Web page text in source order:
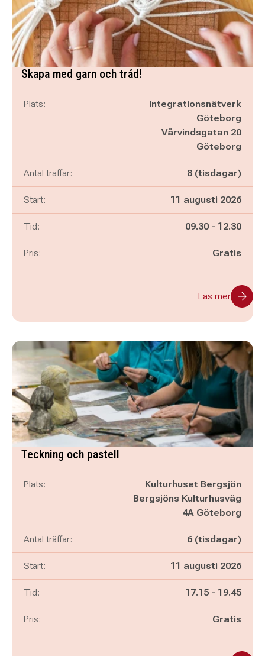
Skapa med garn och tråd!
Plats:
Integrationsnätverk
Göteborg
Vårvindsgatan 20
Göteborg
Antal träffar: 8 (tisdagar)
Start: 11 augusti 2026
Tid: Pågår mellan
09.30 - och
12.30
Pris: Gratis
Läs mer
Teckning och pastell
Plats:
Kulturhuset Bergsjön
Bergsjöns Kulturhusväg
4A Göteborg
Antal träffar: 6 (tisdagar)
Start: 11 augusti 2026
Tid: Pågår mellan
17.15 - och
19.45
Pris: Gratis